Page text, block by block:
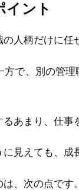
イント
人柄だけに
で、別の管
あまり、仕
見えても、
、次の点です